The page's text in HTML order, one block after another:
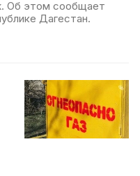
Об этом сообщает
Дагестан.